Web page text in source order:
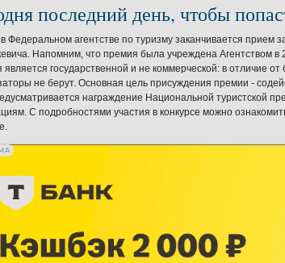
последний день, чтобы
Федеральном агентстве по туризму заканчивается прием
Напомним, что премия была учреждена Агентством в
является государственной и не коммерческой: в отличие
не берут. Основная цель присуждения премии -
награждение Национальной туристской
С подробностями участия в конкурсе можно